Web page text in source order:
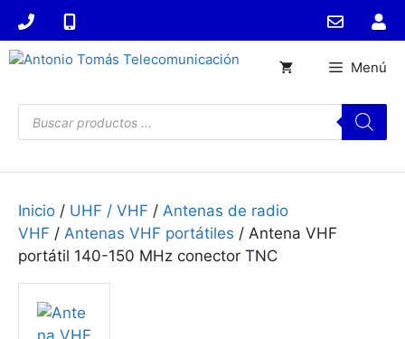
Saltar
contenido
Búsqueda
de
productos
Menú
Inicio / UHF / VHF / Antenas de radio
VHF / Antenas VHF portátiles / Antena VHF
portátil 140-150 MHz conector TNC